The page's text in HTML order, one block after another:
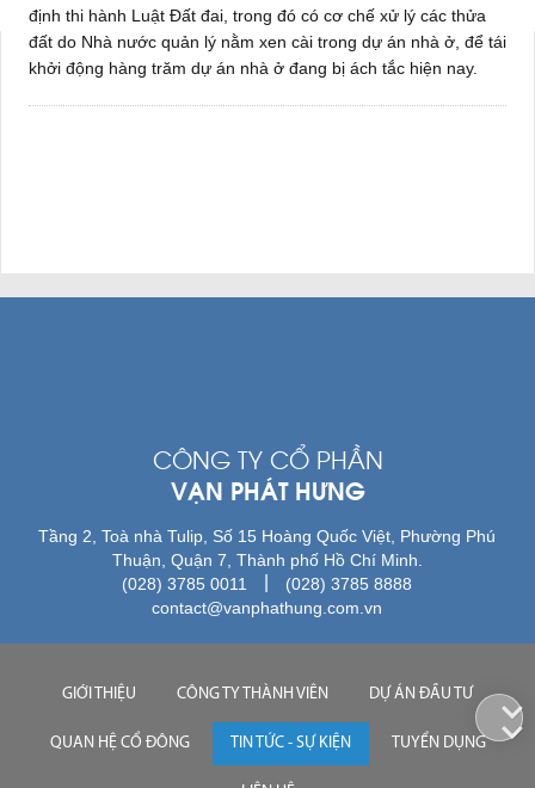
định thi hành Luật Đất đai, trong đó có cơ chế xử lý các thửa
đất do Nhà nước quản lý nằm xen cài trong dự án nhà ở, để tái
khởi động hàng trăm dự án nhà ở đang bị ách tắc hiện nay.
CÔNG TY CỔ PHẦN
VẠN PHÁT HƯNG
Tầng 2, Toà nhà Tulip, Số 15 Hoàng Quốc Việt, Phường Phú
Thuận, Quận 7, Thành phố Hồ Chí Minh.
(028) 3785 0011
(028) 3785 8888
contact@vanphathung.com.vn
GIỚI THIỆU CÔNG TY THÀNH VIÊN DỰ ÁN ĐẦU TƯ
QUAN HỆ CỔ ĐÔNG TIN TỨC - SỰ KIỆN TUYỂN DỤNG